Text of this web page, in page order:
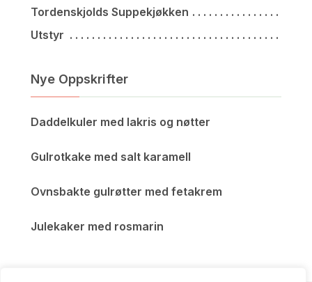
Tordenskjolds Suppekjøkken
Utstyr
Nye Oppskrifter
Daddelkuler med lakris og nøtter
Gulrotkake med salt karamell
Ovnsbakte gulrøtter med fetakrem
Julekaker med rosmarin